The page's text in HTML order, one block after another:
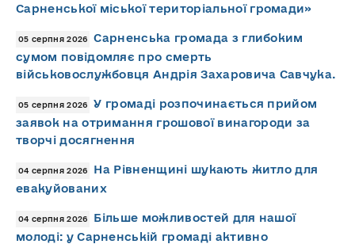
Сарненської міської територіальної громади»
05 серпня 2026
Сарненська громада з глибоким
сумом повідомляє про смерть
військовослужбовця Андрія Захаровича Савчука.
05 серпня 2026
У громаді розпочинається прийом
заявок на отримання грошової винагороди за
творчі досягнення
04 серпня 2026
На Рівненщині шукають житло для
евакуйованих
04 серпня 2026
Більше можливостей для нашої
молоді: у Сарненській громаді активно